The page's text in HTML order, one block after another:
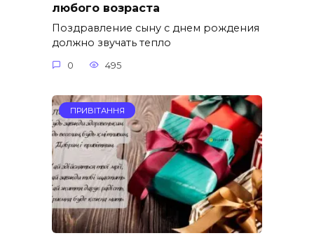
любого возраста
Поздравление сыну с днем рождения
должно звучать тепло
0 495
ПРИВІТАННЯ